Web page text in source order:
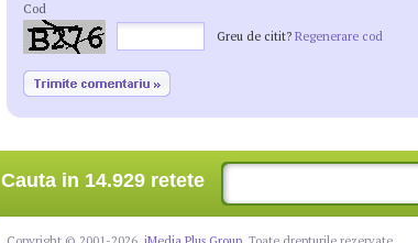
Cod
Greu de citit? Regenerare cod
Cauta in 14.929 retete